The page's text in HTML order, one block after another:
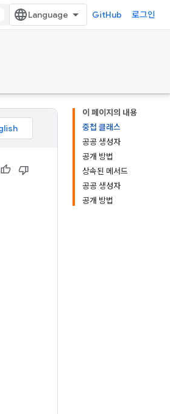
GitHub 로그인
이 페이지의 내용
중첩 클래스
공공 생성자
공개 방법
상속된 메서드
공공 생성자
공개 방법